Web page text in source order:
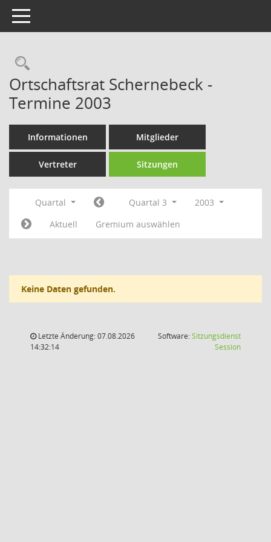
Toggle navigation
Rechercheauswahl
Ortschaftsrat Schernebeck -
Termine 2003
Informationen Mitglieder
Vertreter Sitzungen
Quartal Quartal 3
2003
Aktuell
Gremium auswählen
Keine Daten gefunden.
Letzte Änderung: 07.08.2026
14:32:14
Software:Sitzungsdienst
Session(Wird in